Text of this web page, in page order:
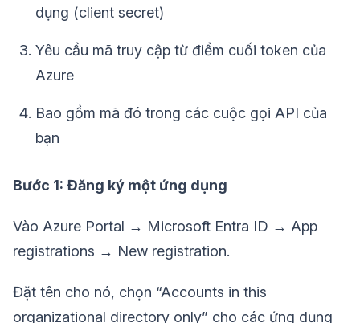
dụng (client secret)
Yêu cầu mã truy cập từ điểm cuối token của
Azure
Bao gồm mã đó trong các cuộc gọi API của
bạn
Bước 1: Đăng ký một ứng dụng
Vào Azure Portal → Microsoft Entra ID → App
registrations → New registration.
Đặt tên cho nó, chọn “Accounts in this
organizational directory only” cho các ứng dụng